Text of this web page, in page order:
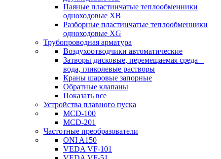
Паяные пластинчатые теплообменники
одноходовые ХВ
Разборные пластинчатые теплообменники
одноходовые ХG
Трубопроводная арматура
Воздухоотводчики автоматические
Затворы дисковые, перемещаемая среда –
вода, гликолевые растворы
Краны шаровые запорные
Обратные клапаны
Показать все
Устройства плавного пуска
MCD-100
MCD-201
Частотные преобразователи
ONI A150
VEDA VF-101